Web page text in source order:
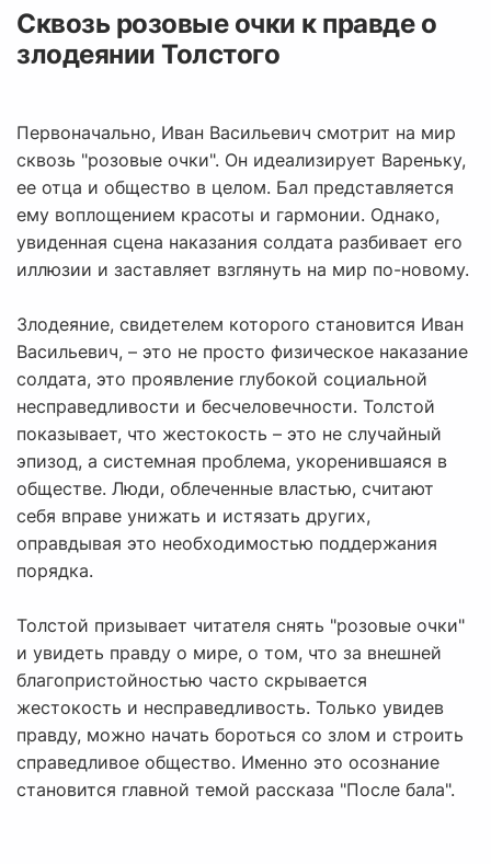
Сквозь розовые очки к правде о
злодеянии Толстого
Первоначально, Иван Васильевич смотрит на мир
сквозь "розовые очки". Он идеализирует Вареньку,
ее отца и общество в целом. Бал представляется
ему воплощением красоты и гармонии. Однако,
увиденная сцена наказания солдата разбивает его
иллюзии и заставляет взглянуть на мир по-новому.
Злодеяние, свидетелем которого становится Иван
Васильевич, – это не просто физическое наказание
солдата, это проявление глубокой социальной
несправедливости и бесчеловечности. Толстой
показывает, что жестокость – это не случайный
эпизод, а системная проблема, укоренившаяся в
обществе. Люди, облеченные властью, считают
себя вправе унижать и истязать других,
оправдывая это необходимостью поддержания
порядка.
Толстой призывает читателя снять "розовые очки"
и увидеть правду о мире, о том, что за внешней
благопристойностью часто скрывается
жестокость и несправедливость. Только увидев
правду, можно начать бороться со злом и строить
справедливое общество. Именно это осознание
становится главной темой рассказа "После бала".